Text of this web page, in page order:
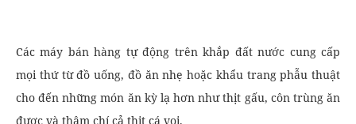
Các máy bán hàng tự động trên khắp đất nước cung cấp
mọi thứ từ đồ uống, đồ ăn nhẹ hoặc khẩu trang phẫu thuật
cho đến những món ăn kỳ lạ hơn như thịt gấu, côn trùng ăn
được và thậm chí cả thịt cá voi.